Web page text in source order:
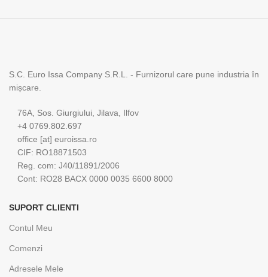
S.C. Euro Issa Company S.R.L. - Furnizorul care pune industria în
mișcare.
76A, Sos. Giurgiului, Jilava, Ilfov
+4 0769.802.697
office [at] euroissa.ro
CIF: RO18871503
Reg. com: J40/11891/2006
Cont: RO28 BACX 0000 0035 6600 8000
SUPORT CLIENTI
Contul Meu
Comenzi
Adresele Mele